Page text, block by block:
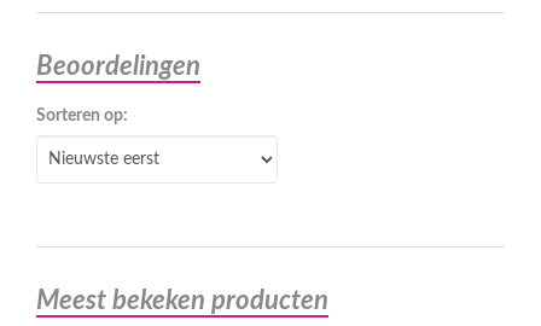
Beoordelingen
Sorteren op:
Meest bekeken producten